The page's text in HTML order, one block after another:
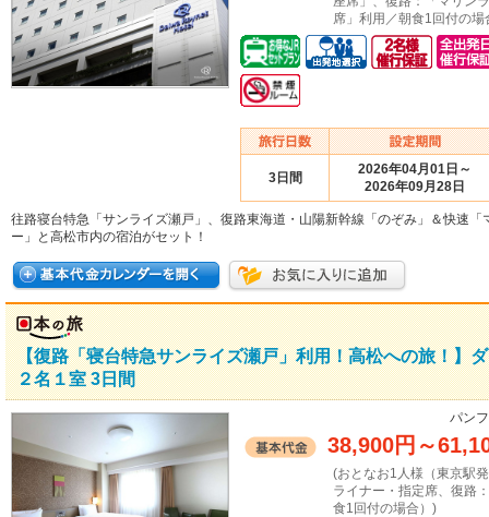
席」利用／朝食1回付の場
3日間
2026年04月01日～
2026年09月28日
往路寝台特急「サンライズ瀬戸」、復路東海道・山陽新幹線「のぞみ」＆快速「
ー」と高松市内の宿泊がセット！
【復路「寝台特急サンライズ瀬戸」利用！高松への旅！
２名１室 3日間
パン
38,900円 ～
(おとなお1人様（東京駅
ライナー・指定席、復路
食1回付の場合）)